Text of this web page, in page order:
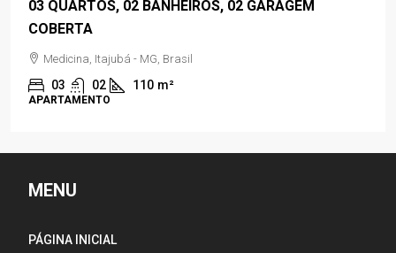
03 QUARTOS, 02 BANHEIROS, 02 GARAGEM
COBERTA
Medicina, Itajubá - MG, Brasil
03 02 110 m²
APARTAMENTO
MENU
PÁGINA INICIAL